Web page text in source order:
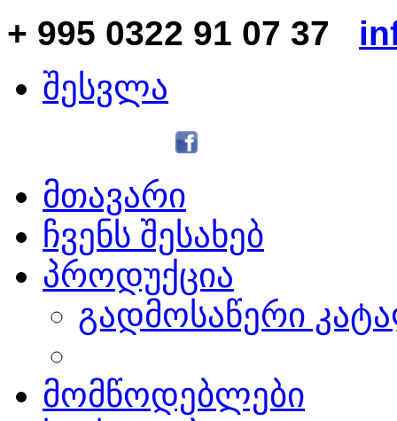
+ 995 0322 91 07 37
შესვლა
მთავარი
ჩვენს შესახებ
პროდუქცია
გადმოსაწერი
მომწოდებლები